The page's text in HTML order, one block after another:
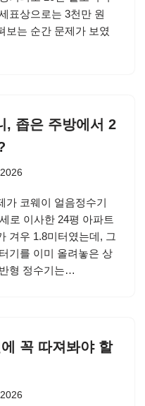
표상으로는 3천만 원
보는 순간 문제가 보였
, 좁은 주방에서 2
가 코웨이 얼음정수기
로 이사한 24평 아파트
겨우 1.8미터였는데, 그
기를 이미 올려놓은 상
형 정수기는…
꼭 따져봐야 할